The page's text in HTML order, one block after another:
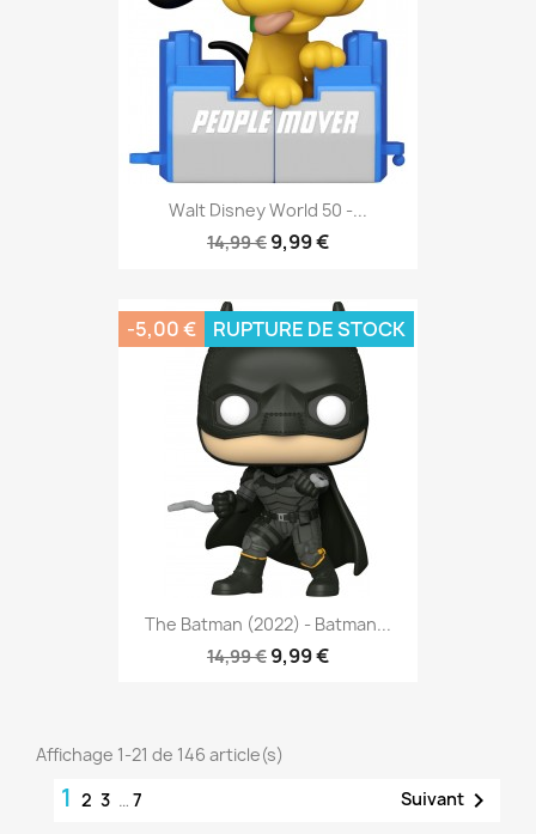
Walt Disney World 50 -...
14,99 € 9,99 €
The Batman (2022) - Batman...
14,99 € 9,99 €
-5,00 € RUPTURE DE STOCK
Affichage 1-21 de 146 article(s)
1 2 3 … 7 Suivant 